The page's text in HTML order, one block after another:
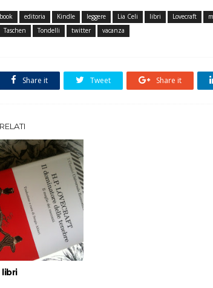
editoria Kindle leggere Lia Celi libri Lovecraft
Taschen Tondelli twitter vacanza
Share it Tweet Share it
libri